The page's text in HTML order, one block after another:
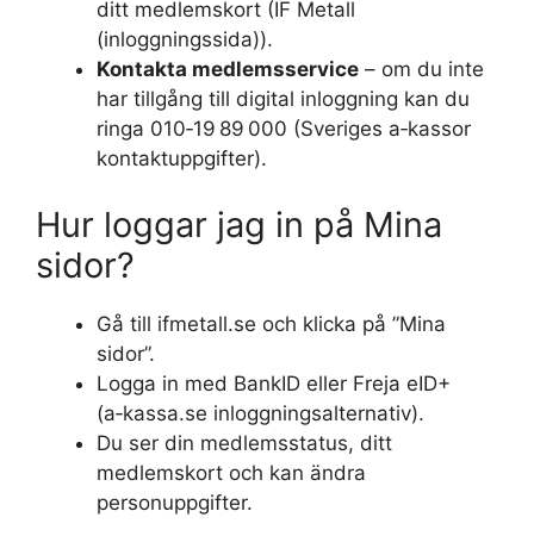
ditt medlemskort (IF Metall
(inloggningssida)).
Kontakta medlemsservice – om du inte
har tillgång till digital inloggning kan du
ringa 010‑19 89 000 (Sveriges a‑kassor
kontaktuppgifter).
Hur loggar jag in på Mina
sidor?
Gå till ifmetall.se och klicka på ”Mina
sidor”.
Logga in med BankID eller Freja eID+
(a‑kassa.se inloggningsalternativ).
Du ser din medlemsstatus, ditt
medlemskort och kan ändra
personuppgifter.